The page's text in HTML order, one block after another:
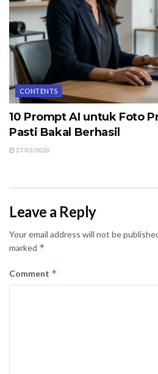
CONTENTS
10 Prompt AI untuk Foto
Pasti Bakal Berhasil
27/03/2026
Leave a Reply
Your email address will not be
marked *
Comment *